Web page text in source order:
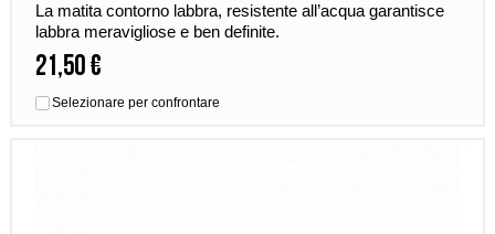
La matita contorno labbra, resistente all’acqua garantisce
labbra meravigliose e ben definite.
21,50 €
Selezionare per confrontare